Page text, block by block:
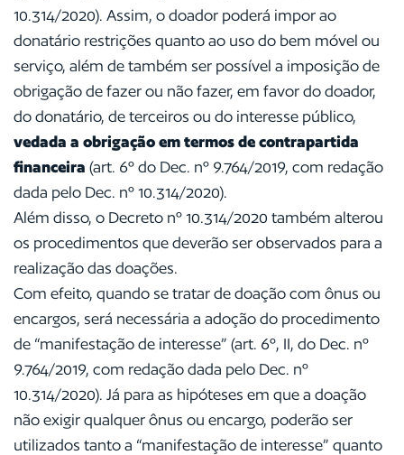
10.314/2020). Assim, o doador poderá impor ao
donatário restrições quanto ao uso do bem móvel ou
serviço, além de também ser possível a imposição de
obrigação de fazer ou não fazer, em favor do doador,
do donatário, de terceiros ou do interesse público,
vedada a obrigação em termos de contrapartida
financeira (art. 6º do Dec. nº 9.764/2019, com redação
dada pelo Dec. nº 10.314/2020).
Além disso, o Decreto nº 10.314/2020 também alterou
os procedimentos que deverão ser observados para a
realização das doações.
Com efeito, quando se tratar de doação com ônus ou
encargos, será necessária a adoção do procedimento
de “manifestação de interesse” (art. 6º, II, do Dec. nº
9.764/2019, com redação dada pelo Dec. nº
10.314/2020). Já para as hipóteses em que a doação
não exigir qualquer ônus ou encargo, poderão ser
utilizados tanto a “manifestação de interesse” quanto